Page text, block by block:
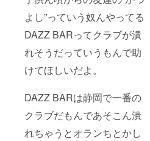
よし”っていう奴んやってる
DAZZ BARってクラブが潰
れそうだっていうもんで助
けてほしいだよ。
DAZZ BARは静岡で一番の
クラブだもんであそこん潰
れちゃうとオランちとかし